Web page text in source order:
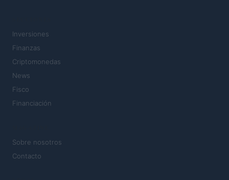
Inversiones
Finanzas
Criptomonedas
News
Fisco
Financiación
Sobre nosotros
Contacto